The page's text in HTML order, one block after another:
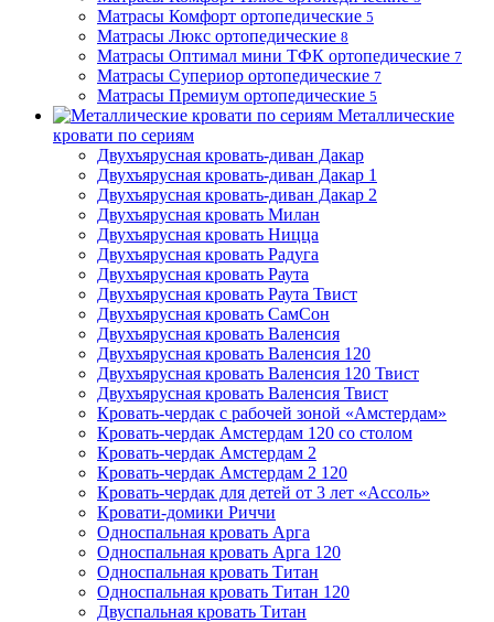
Матрасы Комфорт ортопедические 5
Матрасы Люкс ортопедические 8
Матрасы Оптимал мини ТФК ортопедические 7
Матрасы Супериор ортопедические 7
Матрасы Премиум ортопедические 5
Металлические
кровати по сериям
Двухъярусная кровать-диван Дакар
Двухъярусная кровать-диван Дакар 1
Двухъярусная кровать-диван Дакар 2
Двухъярусная кровать Милан
Двухъярусная кровать Ницца
Двухъярусная кровать Радуга
Двухъярусная кровать Раута
Двухъярусная кровать Раута Твист
Двухъярусная кровать СамСон
Двухъярусная кровать Валенсия
Двухъярусная кровать Валенсия 120
Двухъярусная кровать Валенсия 120 Твист
Двухъярусная кровать Валенсия Твист
Кровать-чердак с рабочей зоной «Амстердам»
Кровать-чердак Амстердам 120 со столом
Кровать-чердак Амстердам 2
Кровать-чердак Амстердам 2 120
Кровать-чердак для детей от 3 лет «Ассоль»
Кровати-домики Риччи
Односпальная кровать Арга
Односпальная кровать Арга 120
Односпальная кровать Титан
Односпальная кровать Титан 120
Двуспальная кровать Титан